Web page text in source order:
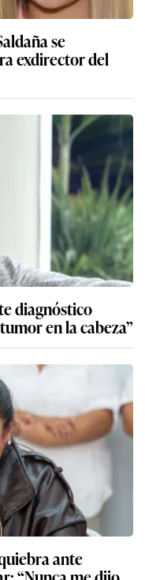
se
exdirector del
diagnóstico
en la cabeza”
ante